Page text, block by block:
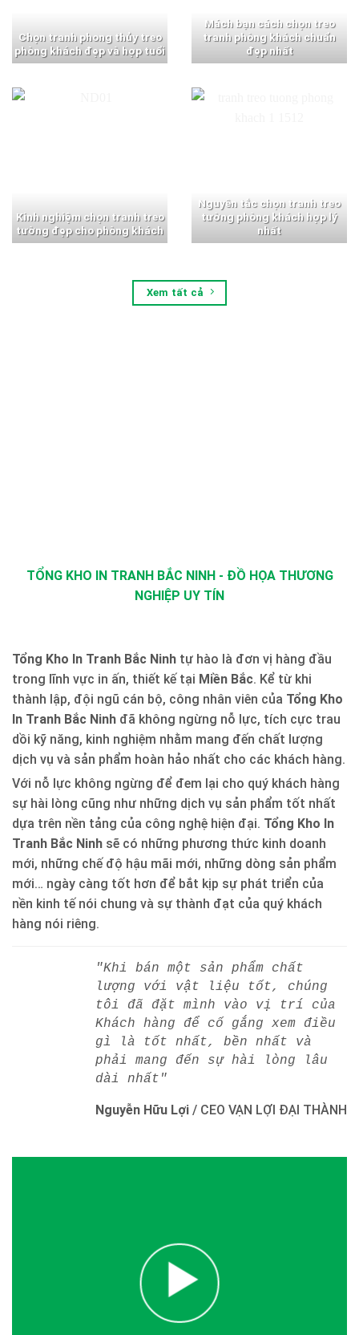
Chọn tranh phong thủy treo
phòng khách đẹp và hợp tuổi
Mách bạn cách chọn treo
tranh phòng khách chuẩn
đẹp nhất
Kinh nghiệm chọn tranh treo
tường đẹp cho phòng khách
Nguyên tắc chọn tranh treo
tường phòng khách hợp lý
nhất
Xem tất cả
TỔNG KHO IN TRANH BẮC NINH - ĐỒ HỌA THƯƠNG
NGHIỆP UY TÍN
Tổng Kho In Tranh Bắc Ninh tự hào là đơn vị hàng đầu
trong lĩnh vực in ấn, thiết kế tại Miền Bắc. Kể từ khi
thành lập, đội ngũ cán bộ, công nhân viên của Tổng Kho
In Tranh Bắc Ninh đã không ngừng nỗ lực, tích cực trau
dồi kỹ năng, kinh nghiệm nhằm mang đến chất lượng
dịch vụ và sản phẩm hoàn hảo nhất cho các khách hàng.
Với nỗ lực không ngừng để đem lại cho quý khách hàng
sự hài lòng cũng như những dịch vụ sản phẩm tốt nhất
dựa trên nền tảng của công nghệ hiện đại. Tổng Kho In
Tranh Bắc Ninh sẽ có những phương thức kinh doanh
mới, những chế độ hậu mãi mới, những dòng sản phẩm
mới… ngày càng tốt hơn để bắt kịp sự phát triển của
nền kinh tế nói chung và sự thành đạt của quý khách
hàng nói riêng.
"Khi bán một sản phẩm chất
lượng với vật liệu tốt, chúng
tôi đã đặt mình vào vị trí của
Khách hàng để cố gắng xem điều
gì là tốt nhất, bền nhất và
phải mang đến sự hài lòng lâu
dài nhất"
Nguyễn Hữu Lợi / CEO VẠN LỢI ĐẠI THÀNH